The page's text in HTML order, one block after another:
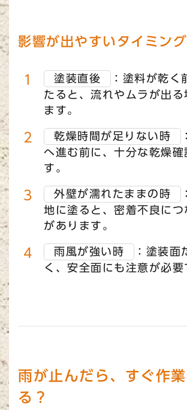
影響が出やすいタイミング
塗装直後
：塗料が乾く
たると、流れやムラが出る
ます。
乾燥時間が足りない時
へ進む前に、十分な乾燥確
す。
外壁が濡れたままの時
地に塗ると、密着不良につ
があります。
雨風が強い時
：塗装面
く、安全面にも注意が必要
雨が止んだら、すぐ作
る？